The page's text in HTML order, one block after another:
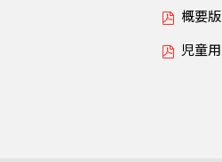
概要版
児童用